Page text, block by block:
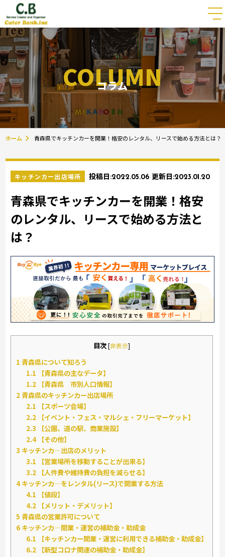
COLUMN
コラム
ホーム 青森県でキッチンカーを開業！格安のレンタル、リースで始める方法とは？
キッチンカー出店場所 投稿日:2022.05.06 更新日:2023.01.20
青森県でキッチンカーを開業！格安
のレンタル、リースで始める方法と
は？
目次[非表示]
1 青森県について知ろう
1.1 【青森県の主なデータ】
1.2 【青森県 市別人口情報】
2 青森県のキッチンカー出店場所
2.1 【スポーツ会場】
2.2 【イベント・フェス・マルシェ・フリーマーケット】
2.3 【公園、道の駅、商業施設】
2.4【その他】
3 キッチンカ―出店のメリット
3.1 【営業場所を移動することが出来る】
3.2 【人件費や維持費の負担を減らせる】
4キッチンカ―をレンタル(リース)で開業する方法
4.1 【値段】
4.2 【メリット・デメリット】
5 青森県の営業許可について
6 キッチンカ―開業・運営の補助金・助成金
6.1 【キッチンカー開業・運営に利用できる補助金・助成金】
6.2 【新型コロナ関連の補助金・助成金】